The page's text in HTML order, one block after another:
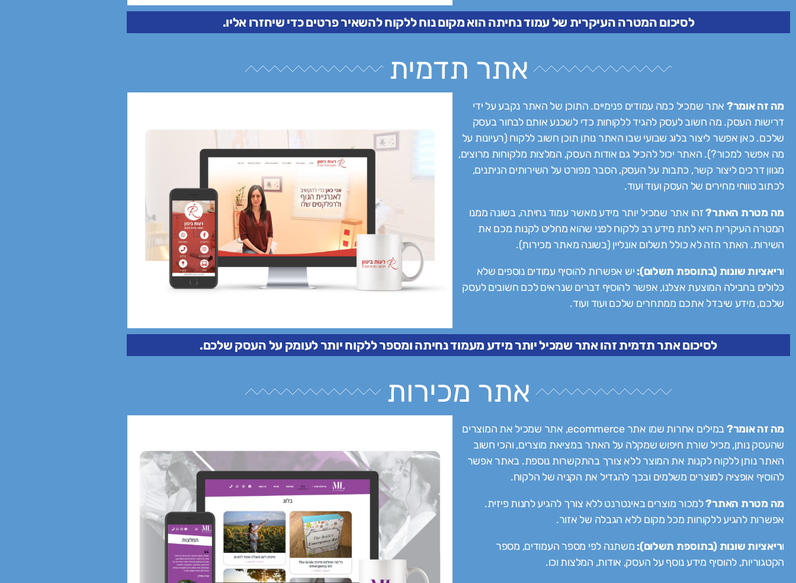
לסיכום המטרה העיקרית של עמוד נחיתה הוא מקום נוח ללקוח להשאיר פרטים כדי שיחזרו אליו.
אתר תדמית
מה זה אומר? אתר שמכיל כמה עמודים פנימיים. התוכן של האתר נקבע על ידי
דרישות העסק. מה חשוב לעסק להגיד ללקוחות כדי לשכנע אותם לבחור בעסק
שלכם. כאן אפשר ליצור בלוג שבועי שבו האתר נותן תוכן חשוב ללקוח (רעיונות על
מה אפשר למכור?). האתר יכול להכיל גם אודות העסק, המלצות מלקוחות מרוצים,
מגוון דרכים ליצור קשר, כתבות על העסק, הסבר מפורט על השירותים הניתנים,
לכתוב טווחי מחירים של העסק ועוד ועוד.
מה מטרת האתר?זהו אתר שמכיל יותר מידע מאשר עמוד נחיתה, בשונה ממנו
המטרה העיקרית היא לתת מידע רב ללקוח לפני שהוא מחליט לקנות מכם את
השירות. האתר הזה לא כולל תשלום אונליין (בשונה מאתר מכירות).
וריאציות שונות (בתוספת תשלום): יש אפשרות להוסיף עמודים נוספים שלא
כלולים בחבילה המוצעת אצלנו, אפשר להוסיף דברים שנראים לכם חשובים לעסק
שלכם, מידע שיבדל אתכם ממתחרים שלכם ועוד ועוד.
לסיכום אתר תדמית זהו אתר שמכיל יותר מידע מעמוד נחיתה ומספר ללקוח יותר לעומק על העסק שלכם.
אתר מכירות
מה זה אומר?
במילים אחרות שמו אתר ecommerce, אתר שמכיל את המוצרים
שהעסק נותן, מכיל שורת חיפוש שמקלה על האתר במציאת מוצרים, והכי חשוב
האתר נותן ללקוח לקנות את המוצר ללא צורך בהתקשרות נוספת. באתר אפשר
להוסיף אופציה למוצרים משלמים ובכך להגדיל את הקניה של הלקוח.
מה מטרת האתר?למכור מוצרים באינטרנט ללא צורך להגיע לחנות פיזית.
אפשרות להגיע ללקוחות מכל מקום ללא הגבלה של אזור.
וריאציות שונות (בתוספת תשלום): משתנה לפי מספר העמודים, מספר
הקטגוריות, להוסיף מידע נוסף על העסק, אודות, המלצות וכו.